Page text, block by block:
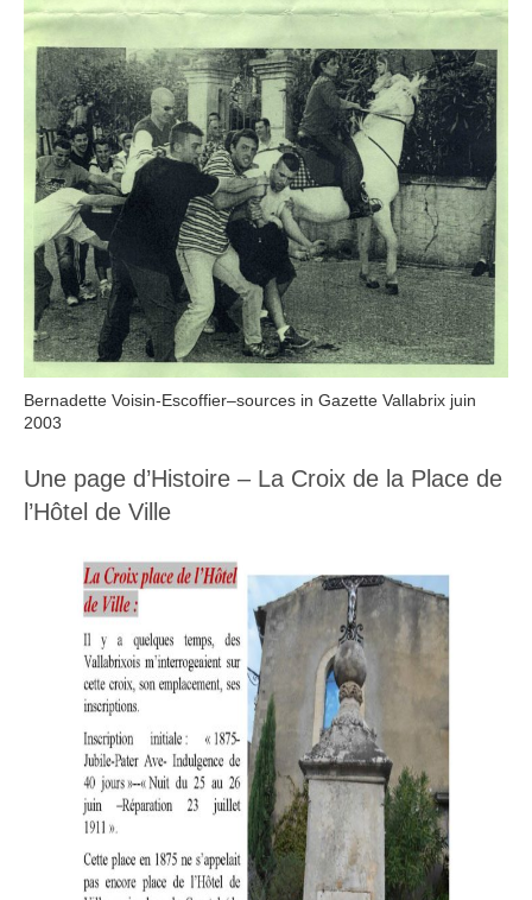
Bernadette Voisin-Escoffier–sources in Gazette Vallabrix juin
2003
Une page d’Histoire – La Croix de la Place de
l’Hôtel de Ville